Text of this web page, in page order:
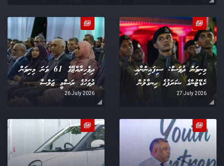
މިނިވަން ދުވަސް: ސިފައިންނާއި،
ކެޑޭޓުންގެ ޝަރަފުގެ ހިނގާލުން
27 July 2026
ދިވެހިރާއްޖޭގެ 61 ވަނަ މިނިވަން
ދުވަހުގެ ރަސްމީ ޖަލްސާ
26 July 2026